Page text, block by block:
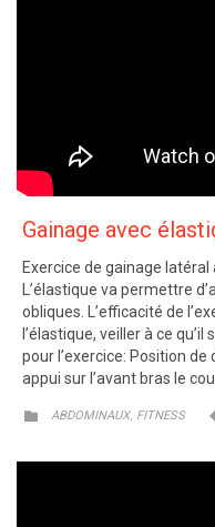
Gainage avec
Exercice de gainage
L’élastique va permettre
obliques. L’efficacité de
l’élastique, veiller à ce
pour l’exercice: Position
appui sur l’avant bras le
 CATEGORY
ABDOMINAUX, FITNESS